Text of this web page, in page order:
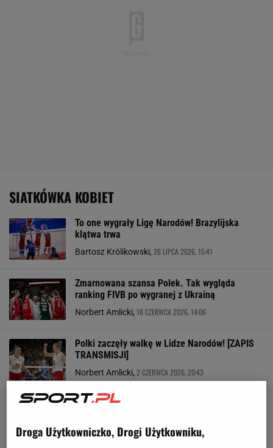
SIATKÓWKA KOBIET
To one wygrały Ligę Narodów! Brazylijska
klątwa trwa
Bartosz Królikowski, 26 LIPCA 2026, 15:41
Zmarnowana szansa Polek. Tak wygląda
ranking FIVB po wygranej z Ukrainą
Norbert Amlicki, 18 CZERWCA 2026, 14:06
Polki zaczęły walkę w Lidze Narodów! [ZAPIS
TRANSMISJI]
Norbert Amlicki, 2 CZERWCA 2026, 20:43
Droga Użytkowniczko, Drogi Użytkowniku,